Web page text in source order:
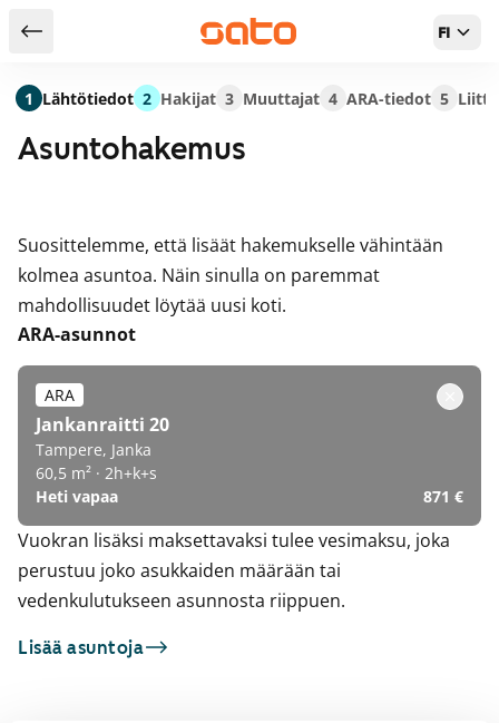
Takaisin hakutuloksiin FI
Asuntohakemus
Suosittelemme, että lisäät hakemukselle vähintään
kolmea asuntoa. Näin sinulla on paremmat
mahdollisuudet löytää uusi koti.
ARA-asunnot
ARA
Jankanraitti 20
Tampere, Janka
60,5 m² · 2h+k+s
Heti vapaa
871 €
Vuokran lisäksi maksettavaksi tulee vesimaksu, joka
perustuu joko asukkaiden määrään tai
vedenkulutukseen asunnosta riippuen.
Lisää asuntoja
1 Lähtötiedot 2 Hakijat 3 Muuttajat 4 ARA-tiedot 5